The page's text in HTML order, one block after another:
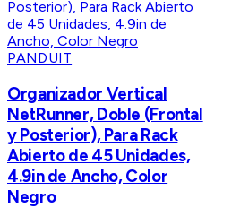
PANDUIT
Organizador Vertical
NetRunner, Doble (Frontal
y Posterior), Para Rack
Abierto de 45 Unidades,
4.9in de Ancho, Color
Negro